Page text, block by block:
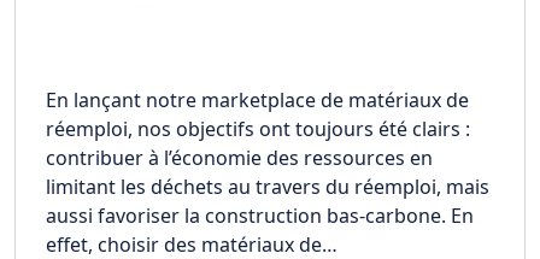
En lançant notre marketplace de matériaux de
réemploi, nos objectifs ont toujours été clairs :
contribuer à l’économie des ressources en
limitant les déchets au travers du réemploi, mais
aussi favoriser la construction bas-carbone. En
effet, choisir des matériaux de…